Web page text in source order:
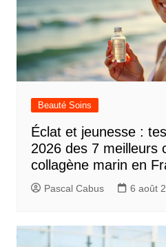
Beauté Soins
Éclat et jeunesse :
2026 des 7 meilleurs
collagène marin en
Pascal Cabus 6 août